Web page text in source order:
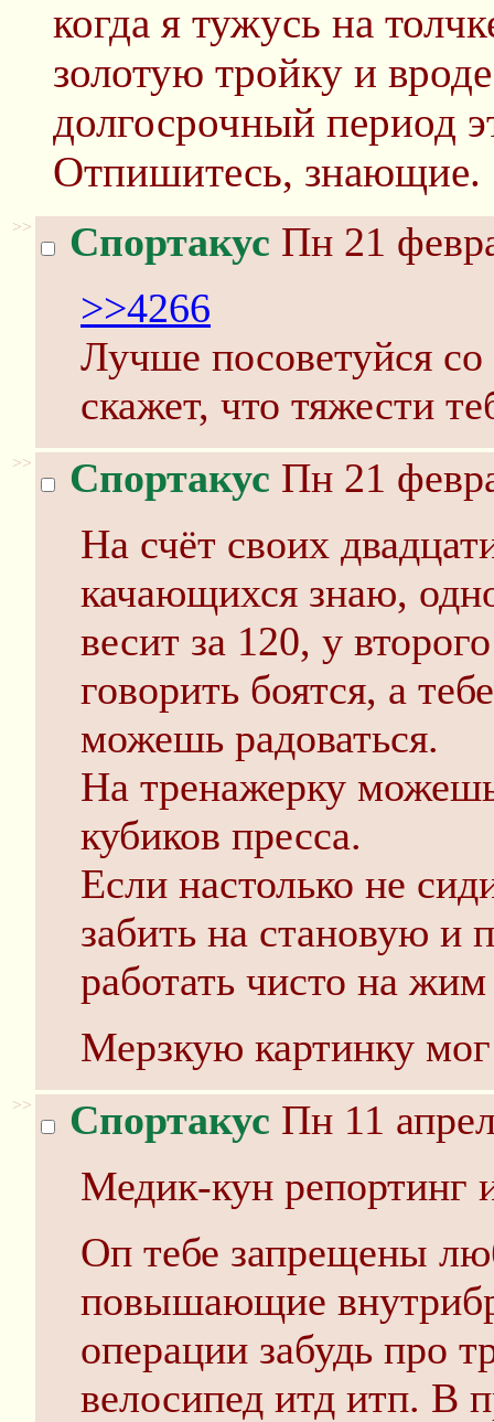
когда я тужусь на
золотую тройку и
долгосрочный период
Отпишитесь, знающие.
>> Спортакус Пн 21
>>4266
Лучше посоветуйся
скажет, что тяжести
>> Спортакус Пн 21
На счёт своих
качающихся знаю,
весит за 120, у
говорить боятся, а
можешь радоваться.
На тренажерку
кубиков пресса.
Если настолько не
забить на становую и
работать чисто на
Мерзкую картинку
>> Спортакус Пн 11
Медик-кун репортинг
Оп тебе запрещены
повышающие
операции забудь про
велосипед итд итп. В